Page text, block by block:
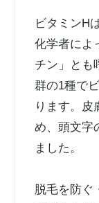
ビタミンH
化学者によ
チン」とも
群の1種で
ります。皮
め、頭文字
ました。
脱毛を防ぐ